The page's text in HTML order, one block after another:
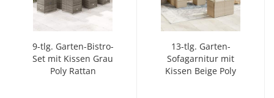
9-tlg. Garten-Bistro-
Set mit Kissen Grau
Poly Rattan
13-tlg. Garten-
Sofagarnitur mit
Kissen Beige Poly